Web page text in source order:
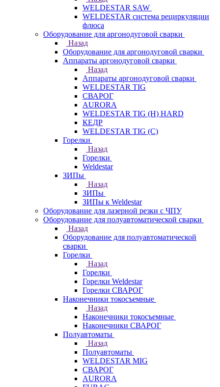
WELDESTAR SAW
WELDESTAR система рециркуляции
флюса
Оборудование для аргонодуговой сварки
Назад
Оборудование для аргонодуговой сварки
Аппараты аргонодуговой сварки
Назад
Аппараты аргонодуговой сварки
WELDESTAR TIG
СВАРОГ
AURORA
WELDESTAR TIG (H) HARD
КЕДР
WELDESTAR TIG (С)
Горелки
Назад
Горелки
Weldestar
ЗИПы
Назад
ЗИПы
ЗИПы к Weldestar
Оборудование для лазерной резки с ЧПУ
Оборудование для полуавтоматической сварки
Назад
Оборудование для полуавтоматической
сварки
Горелки
Назад
Горелки
Горелки Weldestar
Горелки СВАРОГ
Наконечники токосъемные
Назад
Наконечники токосъемные
Наконечники СВАРОГ
Полуавтоматы
Назад
Полуавтоматы
WELDESTAR MIG
СВАРОГ
AURORA